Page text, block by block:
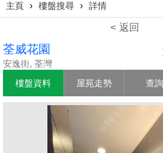
主頁 › 樓盤搜尋 › 詳情
< 返回
荃威花園
安逸街, 荃灣
樓盤資料 屋苑走勢 查詢